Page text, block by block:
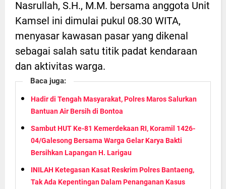
Nasrullah, S.H., M.M. bersama anggota Unit
Kamsel ini dimulai pukul 08.30 WITA,
menyasar kawasan pasar yang dikenal
sebagai salah satu titik padat kendaraan
dan aktivitas warga.
Baca juga:
Hadir di Tengah Masyarakat, Polres Maros Salurkan
Bantuan Air Bersih di Bontoa
Sambut HUT Ke-81 Kemerdekaan RI, Koramil 1426-
04/Galesong Bersama Warga Gelar Karya Bakti
Bersihkan Lapangan H. Larigau
INILAH Ketegasan Kasat Reskrim Polres Bantaeng,
Tak Ada Kepentingan Dalam Penanganan Kasus